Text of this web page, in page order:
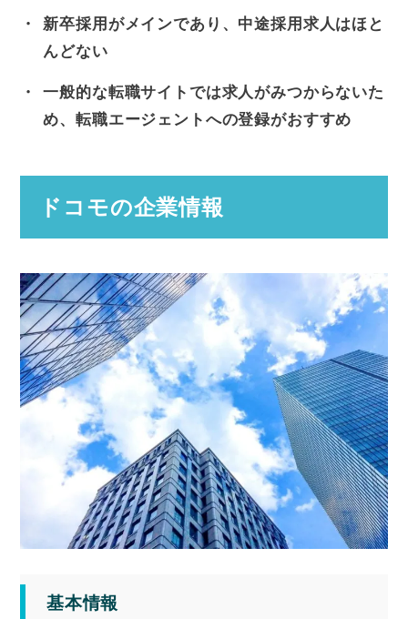
新卒採用がメインであり、中途採用求人はほと
んどない
一般的な転職サイトでは求人がみつからないた
め、転職エージェントへの登録がおすすめ
ドコモの企業情報
基本情報